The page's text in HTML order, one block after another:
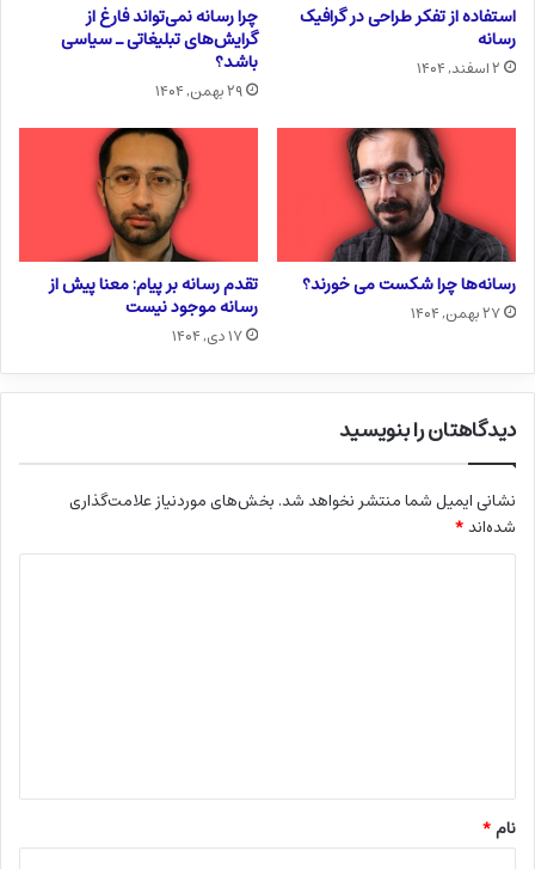
استفاده از تفکر طراحی در گرافیک
رسانه
۲ اسفند, ۱۴۰۴
چرا رسانه نمی‌تواند فارغ از
گرایش‌های تبلیغاتی ـ سیاسی
باشد؟
۲۹ بهمن, ۱۴۰۴
رسانه‌ها چرا شکست می خورند؟
۲۷ بهمن, ۱۴۰۴
تقدم رسانه بر پیام: معنا پیش از
رسانه موجود نیست
۱۷ دی, ۱۴۰۴
دیدگاهتان را بنویسید
نشانی ایمیل شما منتشر نخواهد شد. بخش‌های موردنیاز علامت‌گذاری
شده‌اند*
نام*